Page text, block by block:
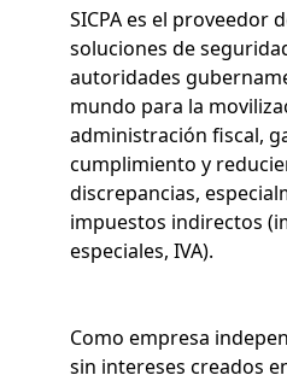
SICPA es el proveedor
soluciones de
autoridades
mundo para la
administración fiscal,
cumplimiento y
discrepancias,
impuestos indirectos
especiales, IVA).
Como empresa
sin intereses creados